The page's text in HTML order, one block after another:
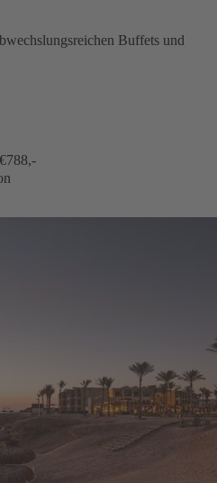
Buffets und
788,-